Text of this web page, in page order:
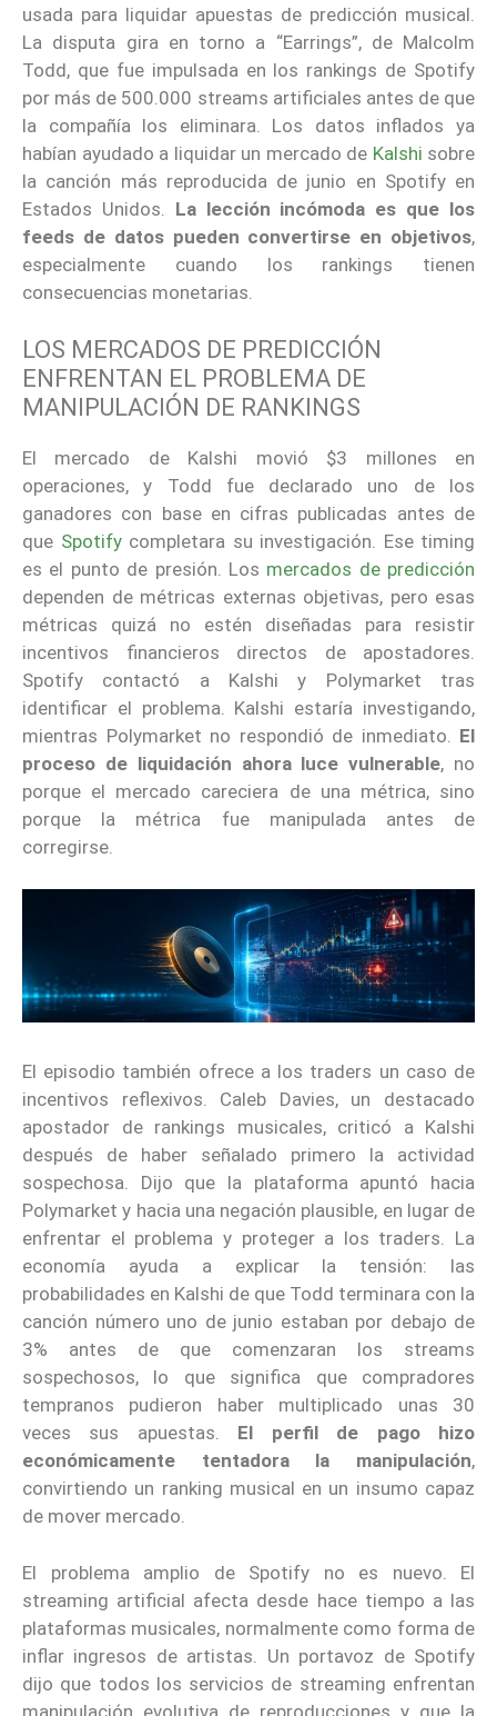
usada para liquidar apuestas de predicción musical.
La disputa gira en torno a “Earrings”, de Malcolm
Todd, que fue impulsada en los rankings de Spotify
por más de 500.000 streams artificiales antes de que
la compañía los eliminara. Los datos inflados ya
habían ayudado a liquidar un mercado de Kalshi sobre
la canción más reproducida de junio en Spotify en
Estados Unidos. La lección incómoda es que los
feeds de datos pueden convertirse en objetivos,
especialmente cuando los rankings tienen
consecuencias monetarias.
LOS MERCADOS DE PREDICCIÓN
ENFRENTAN EL PROBLEMA DE
MANIPULACIÓN DE RANKINGS
El mercado de Kalshi movió $3 millones en
operaciones, y Todd fue declarado uno de los
ganadores con base en cifras publicadas antes de
que Spotifycompletara su investigación. Ese timing
es el punto de presión. Los mercados de predicción
dependen de métricas externas objetivas, pero esas
métricas quizá no estén diseñadas para resistir
incentivos financieros directos de apostadores.
Spotify contactó a Kalshi y Polymarket tras
identificar el problema. Kalshi estaría investigando,
mientras Polymarket no respondió de inmediato. El
proceso de liquidación ahora luce vulnerable, no
porque el mercado careciera de una métrica, sino
porque la métrica fue manipulada antes de
corregirse.
El episodio también ofrece a los traders un caso de
incentivos reflexivos. Caleb Davies, un destacado
apostador de rankings musicales, criticó a Kalshi
después de haber señalado primero la actividad
sospechosa. Dijo que la plataforma apuntó hacia
Polymarket y hacia una negación plausible, en lugar de
enfrentar el problema y proteger a los traders. La
economía ayuda a explicar la tensión: las
probabilidades en Kalshi de que Todd terminara con la
canción número uno de junio estaban por debajo de
3% antes de que comenzaran los streams
sospechosos, lo que significa que compradores
tempranos pudieron haber multiplicado unas 30
veces sus apuestas. El perfil de pago hizo
económicamente tentadora la manipulación,
convirtiendo un ranking musical en un insumo capaz
de mover mercado.
El problema amplio de Spotify no es nuevo. El
streaming artificial afecta desde hace tiempo a las
plataformas musicales, normalmente como forma de
inflar ingresos de artistas. Un portavoz de Spotify
dijo que todos los servicios de streaming enfrentan
manipulación evolutiva de reproducciones y que la